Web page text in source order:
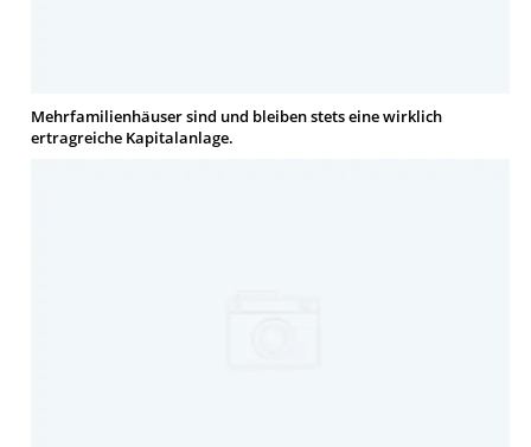
Mehrfamilienhäuser sind und bleiben stets eine wirklich
ertragreiche Kapitalanlage.